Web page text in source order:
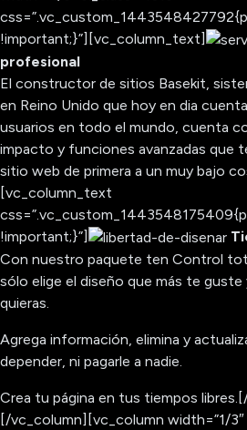
!important;}”][vc_column_text]
profesional
El constructor de sitios Basekit,
en Reino Unido que hoy en dia
usuarios en todo el mundo, cuenta
impacto y funciones avanzadas que
sitio web de primera a un muy bajo
[vc_column_text
!important;}”]
Con nuestro paquete ten Control
sólo elige el diseño que más te
quieras.
Agrega información, elimina y
depender, ni pagarle a nadie.
Crea tu página en tus tiempos
[/vc_column][vc_column width=”1/3″